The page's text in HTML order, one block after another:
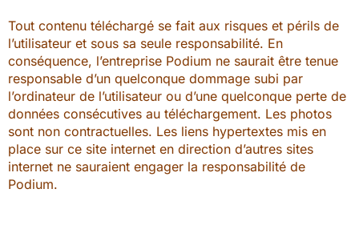
Tout contenu téléchargé se fait aux risques et périls de
l’utilisateur et sous sa seule responsabilité. En
conséquence, l’entreprise Podium ne saurait être tenue
responsable d’un quelconque dommage subi par
l’ordinateur de l’utilisateur ou d’une quelconque perte de
données consécutives au téléchargement. Les photos
sont non contractuelles. Les liens hypertextes mis en
place sur ce site internet en direction d’autres sites
internet ne sauraient engager la responsabilité de
Podium.